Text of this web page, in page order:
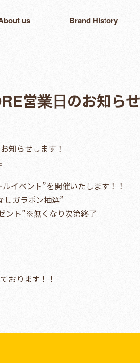
us Brand History
営業日のお知らせ
知らせします！
イベント”を開催いたします！！
ガラポン抽選”
ント”※無くなり次第終了
おります！！